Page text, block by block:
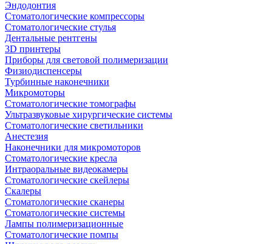
Эндодонтия
Стоматологические компрессоры
Стоматологические стулья
Дентальные рентгены
3D принтеры
Приборы для световой полимеризации
Физиодиспенсеры
Турбинные наконечники
Микромоторы
Стоматологические томографы
Ультразвуковые хирургические системы
Стоматологические светильники
Анестезия
Наконечники для микромоторов
Стоматологические кресла
Интраоральные видеокамеры
Стоматологические скейлеры
Скалеры
Стоматологические сканеры
Стоматологические системы
Лампы полимеризационные
Стоматологические помпы